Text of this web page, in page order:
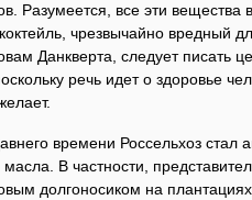
Разумеется, все эти
чрезвычайно вредный
Данкверта, следует писать
речь идет о здоровье
времени Россельхоз стал
В частности,
долгоносиком на